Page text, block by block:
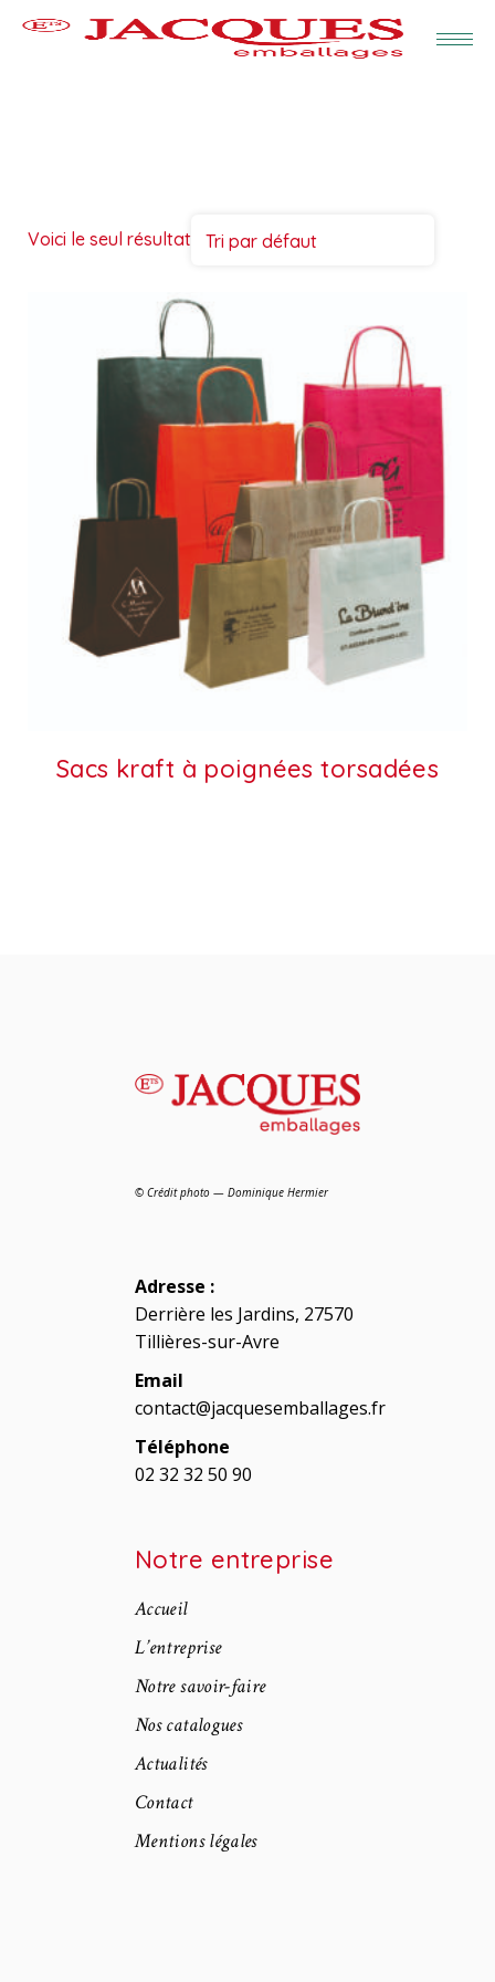
Voici le seul résultat Tri par défaut
Sacs kraft à poignées torsadées
© Crédit photo — Dominique Hermier
Adresse :
Derrière les Jardins, 27570
Tillières-sur-Avre
Email
contact@jacquesemballages.fr
Téléphone
02 32 32 50 90
Notre entreprise
Accueil
L’entreprise
Notre savoir-faire
Nos catalogues
Actualités
Contact
Mentions légales